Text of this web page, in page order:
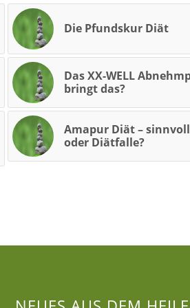
Die Pfundskur Diät
Das XX-WELL
bringt das?
Amapur Diät –
oder Diätfalle?